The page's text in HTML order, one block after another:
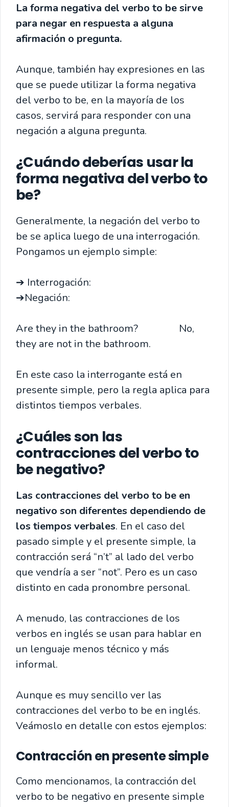
La forma negativa del verbo to be sirve
para negar en respuesta a alguna
afirmación o pregunta.
Aunque, también hay expresiones en las
que se puede utilizar la forma negativa
del verbo to be, en la mayoría de los
casos, servirá para responder con una
negación a alguna pregunta.
¿Cuándo deberías usar la
forma negativa del verbo to
be?
Generalmente, la negación del verbo to
be se aplica luego de una interrogación.
Pongamos un ejemplo simple:
➔ Interrogación:
➔Negación:
Are they in the bathroom? No,
they are not in the bathroom.
En este caso la interrogante está en
presente simple, pero la regla aplica para
distintos tiempos verbales.
¿Cuáles son las
contracciones del verbo to
be negativo?
Las contracciones del verbo to be en
negativo son diferentes dependiendo de
los tiempos verbales. En el caso del
pasado simple y el presente simple, la
contracción será “n’t” al lado del verbo
que vendría a ser “not”. Pero es un caso
distinto en cada pronombre personal.
A menudo, las contracciones de los
verbos en inglés se usan para hablar en
un lenguaje menos técnico y más
informal.
Aunque es muy sencillo ver las
contracciones del verbo to be en inglés.
Veámoslo en detalle con estos ejemplos:
Contracción en presente simple
Como mencionamos, la contracción del
verbo to be negativo en presente simple